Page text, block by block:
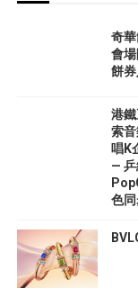
奇
會
餅
港
索
唱K
— 乒
色